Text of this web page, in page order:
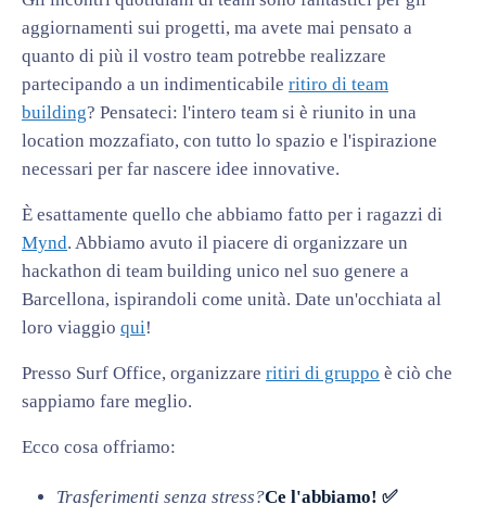
aggiornamenti sui progetti, ma avete mai pensato a
quanto di più il vostro team potrebbe realizzare
partecipando a un indimenticabile ritiro di team
building? Pensateci: l'intero team si è riunito in una
location mozzafiato, con tutto lo spazio e l'ispirazione
necessari per far nascere idee innovative.
È esattamente quello che abbiamo fatto per i ragazzi di
Mynd. Abbiamo avuto il piacere di organizzare un
hackathon di team building unico nel suo genere a
Barcellona, ispirandoli come unità. Date un'occhiata al
loro viaggio qui!
Presso Surf Office, organizzare ritiri di gruppo è ciò che
sappiamo fare meglio.
Ecco cosa offriamo:
Trasferimenti senza stress?Ce l'abbiamo! ✅